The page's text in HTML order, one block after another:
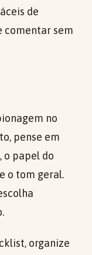
de
comentar sem
no
pense em
o papel do
o tom geral.
organize